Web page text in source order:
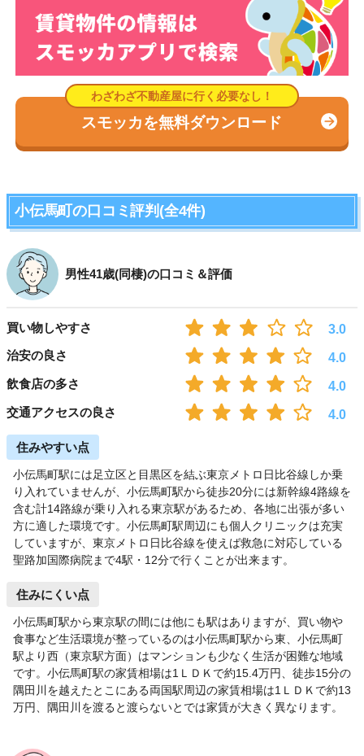
スモッカを無料ダウンロード
小伝馬町の口コミ評判(全4件)
男性41歳(同棲)の口コミ＆評価
買い物しやすさ
3.0
治安の良さ
4.0
飲食店の多さ
4.0
交通アクセスの良さ
4.0
住みやすい点
小伝馬町駅には足立区と目黒区を結ぶ東京メトロ日比谷線しか乗
り入れていませんが、小伝馬町駅から徒歩20分には新幹線4路線を
含む計14路線が乗り入れる東京駅があるため、各地に出張が多い
方に適した環境です。小伝馬町駅周辺にも個人クリニックは充実
していますが、東京メトロ日比谷線を使えば救急に対応している
聖路加国際病院まで4駅・12分で行くことが出来ます。
住みにくい点
小伝馬町駅から東京駅の間には他にも駅はありますが、買い物や
食事など生活環境が整っているのは小伝馬町駅から東、小伝馬町
駅より西（東京駅方面）はマンションも少なく生活が困難な地域
です。小伝馬町駅の家賃相場は1ＬＤＫで約15.4万円、徒歩15分の
隅田川を越えたとこにある両国駅周辺の家賃相場は1ＬＤＫで約13
万円、隅田川を渡ると渡らないとでは家賃が大きく異なります。